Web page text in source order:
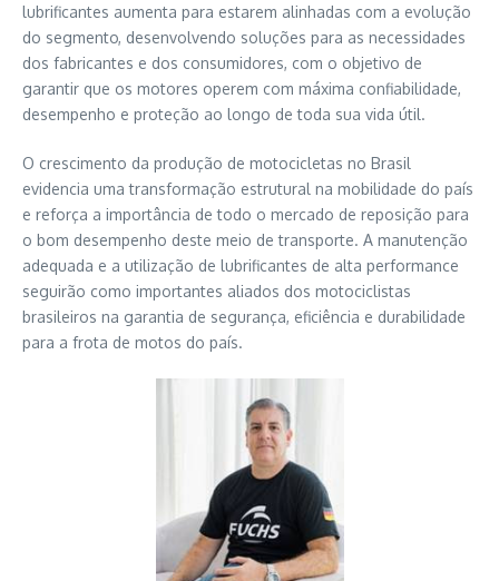
lubrificantes aumenta para estarem alinhadas com a evolução
do segmento, desenvolvendo soluções para as necessidades
dos fabricantes e dos consumidores, com o objetivo de
garantir que os motores operem com máxima confiabilidade,
desempenho e proteção ao longo de toda sua vida útil.
O crescimento da produção de motocicletas no Brasil
evidencia uma transformação estrutural na mobilidade do país
e reforça a importância de todo o mercado de reposição para
o bom desempenho deste meio de transporte. A manutenção
adequada e a utilização de lubrificantes de alta performance
seguirão como importantes aliados dos motociclistas
brasileiros na garantia de segurança, eficiência e durabilidade
para a frota de motos do país.